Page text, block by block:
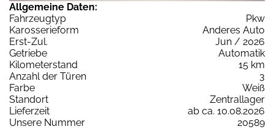
Allgemeine Daten:
Fahrzeugtyp
Pkw
Karosserieform
Anderes Auto
Erst-Zul.
Jun / 2026
Getriebe
Automatik
Kilometerstand
15 km
Anzahl der Türen
3
Farbe
Weiß
Standort
Zentrallager
Lieferzeit
ab ca. 10.08.2026
Unsere Nummer
20589